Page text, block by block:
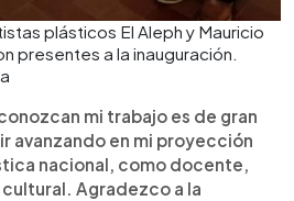
plásticos El Aleph y Mauricio
presentes a la inauguración.
mi trabajo es de gran
avanzando en mi proyección
nacional, como docente,
Agradezco a la